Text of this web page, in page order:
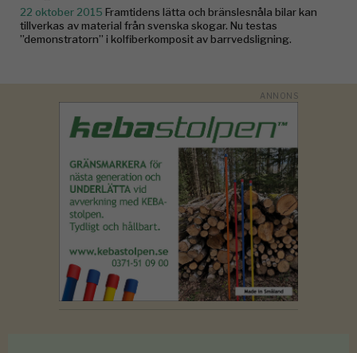
22 oktober 2015 Framtidens lätta och bränslesnåla bilar kan
tillverkas av material från svenska skogar. Nu testas
”demonstratorn” i kolfiberkomposit av barrvedsligning.